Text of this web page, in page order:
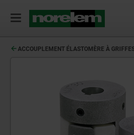
ACCOUPLEMENT ÉLASTOMÈRE À